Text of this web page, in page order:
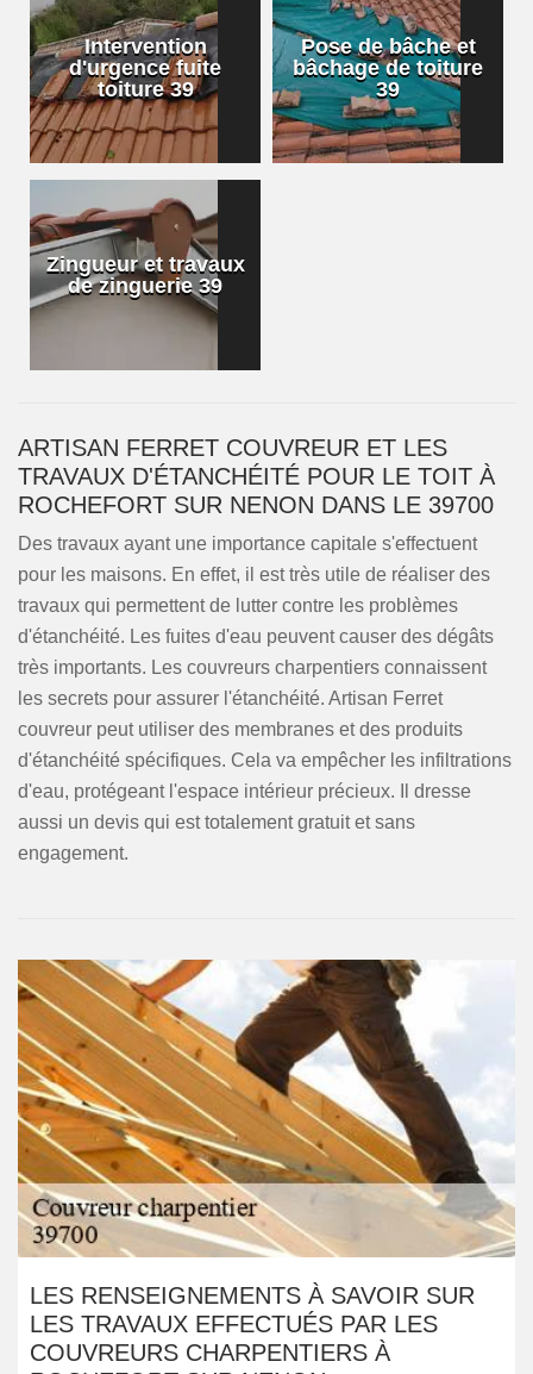
Intervention
d'urgence fuite
toiture 39
Pose de bâche et
bâchage de toiture
39
Zingueur et travaux
de zinguerie 39
ARTISAN FERRET COUVREUR ET LES
TRAVAUX D'ÉTANCHÉITÉ POUR LE TOIT À
ROCHEFORT SUR NENON DANS LE 39700
Des travaux ayant une importance capitale s'effectuent
pour les maisons. En effet, il est très utile de réaliser des
travaux qui permettent de lutter contre les problèmes
d'étanchéité. Les fuites d'eau peuvent causer des dégâts
très importants. Les couvreurs charpentiers connaissent
les secrets pour assurer l'étanchéité. Artisan Ferret
couvreur peut utiliser des membranes et des produits
d'étanchéité spécifiques. Cela va empêcher les infiltrations
d'eau, protégeant l'espace intérieur précieux. Il dresse
aussi un devis qui est totalement gratuit et sans
engagement.
LES RENSEIGNEMENTS À SAVOIR SUR
LES TRAVAUX EFFECTUÉS PAR LES
COUVREURS CHARPENTIERS À